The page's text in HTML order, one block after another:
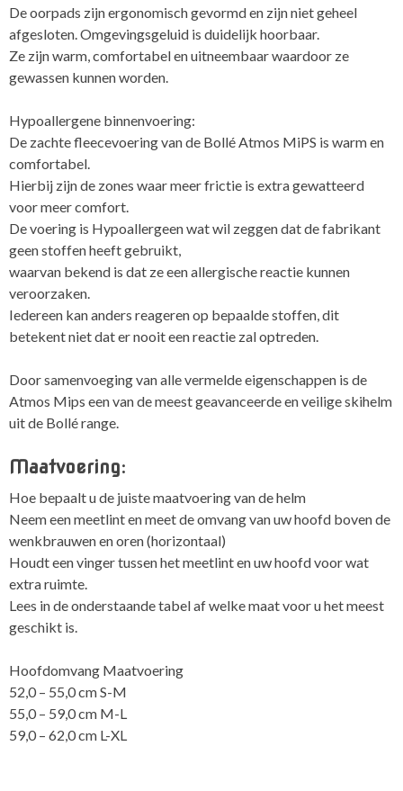
De oorpads zijn ergonomisch gevormd en zijn niet geheel
afgesloten. Omgevingsgeluid is duidelijk hoorbaar.
Ze zijn warm, comfortabel en uitneembaar waardoor ze
gewassen kunnen worden.
Hypoallergene binnenvoering:
De zachte fleecevoering van de Bollé Atmos MiPS is warm en
comfortabel.
Hierbij zijn de zones waar meer frictie is extra gewatteerd
voor meer comfort.
De voering is Hypoallergeen wat wil zeggen dat de fabrikant
geen stoffen heeft gebruikt,
waarvan bekend is dat ze een allergische reactie kunnen
veroorzaken.
Iedereen kan anders reageren op bepaalde stoffen, dit
betekent niet dat er nooit een reactie zal optreden.
Door samenvoeging van alle vermelde eigenschappen is de
Atmos Mips een van de meest geavanceerde en veilige skihelm
uit de Bollé range.
Maatvoering:
Hoe bepaalt u de juiste maatvoering van de helm
Neem een meetlint en meet de omvang van uw hoofd boven de
wenkbrauwen en oren (horizontaal)
Houdt een vinger tussen het meetlint en uw hoofd voor wat
extra ruimte.
Lees in de onderstaande tabel af welke maat voor u het meest
geschikt is.
Hoofdomvang Maatvoering
52,0 – 55,0 cm S-M
55,0 – 59,0 cm M-L
59,0 – 62,0 cm L-XL